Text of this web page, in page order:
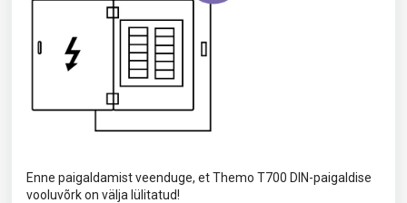
Enne paigaldamist veenduge, et Themo T700 DIN-paigaldise
vooluvõrk on välja lülitatud!